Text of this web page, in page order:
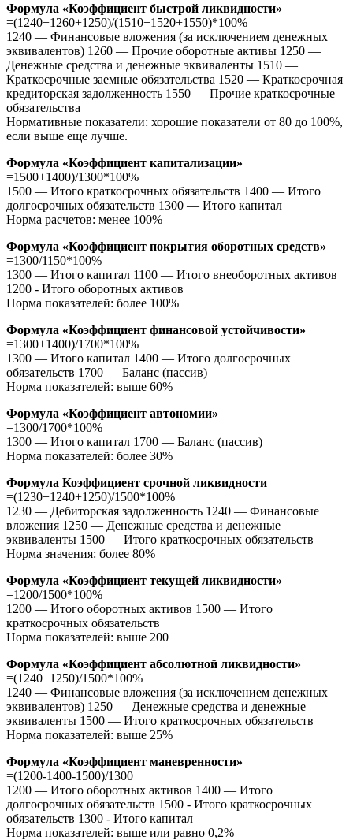
Формула «Коэффициент быстрой ликвидности»
=(1240+1260+1250)/(1510+1520+1550)*100%
1240 — Финансовые вложения (за исключением денежных
эквивалентов) 1260 — Прочие оборотные активы 1250 —
Денежные средства и денежные эквиваленты 1510 —
Краткосрочные заемные обязательства 1520 — Краткосрочная
кредиторская задолженность 1550 — Прочие краткосрочные
обязательства
Нормативные показатели: хорошие показатели от 80 до 100%,
если выше еще лучше.
Формула «Коэффициент капитализации»
=1500+1400)/1300*100%
1500 — Итого краткосрочных обязательств 1400 — Итого
долгосрочных обязательств 1300 — Итого капитал
Норма расчетов: менее 100%
Формула «Коэффициент покрытия оборотных средств»
=1300/1150*100%
1300 — Итого капитал 1100 — Итого внеоборотных активов
1200 - Итого оборотных активов
Норма показателей: более 100%
Формула «Коэффициент финансовой устойчивости»
=1300+1400)/1700*100%
1300 — Итого капитал 1400 — Итого долгосрочных
обязательств 1700 — Баланс (пассив)
Норма показателей: выше 60%
Формула «Коэффициент автономии»
=1300/1700*100%
1300 — Итого капитал 1700 — Баланс (пассив)
Норма показателей: более 30%
Формула Коэффициент срочной ликвидности
=(1230+1240+1250)/1500*100%
1230 — Дебиторская задолженность 1240 — Финансовые
вложения 1250 — Денежные средства и денежные
эквиваленты 1500 — Итого краткосрочных обязательств
Норма значения: более 80%
Формула «Коэффициент текущей ликвидности»
=1200/1500*100%
1200 — Итого оборотных активов 1500 — Итого
краткосрочных обязательств
Норма показателей: выше 200
Формула «Коэффициент абсолютной ликвидности»
=(1240+1250)/1500*100%
1240 — Финансовые вложения (за исключением денежных
эквивалентов) 1250 — Денежные средства и денежные
эквиваленты 1500 — Итого краткосрочных обязательств
Норма показателей: выше 25%
Формула «Коэффициент маневренности»
=(1200-1400-1500)/1300
1200 — Итого оборотных активов 1400 — Итого
долгосрочных обязательств 1500 - Итого краткосрочных
обязательств 1300 - Итого капитал
Норма показателей: выше или равно 0,2%